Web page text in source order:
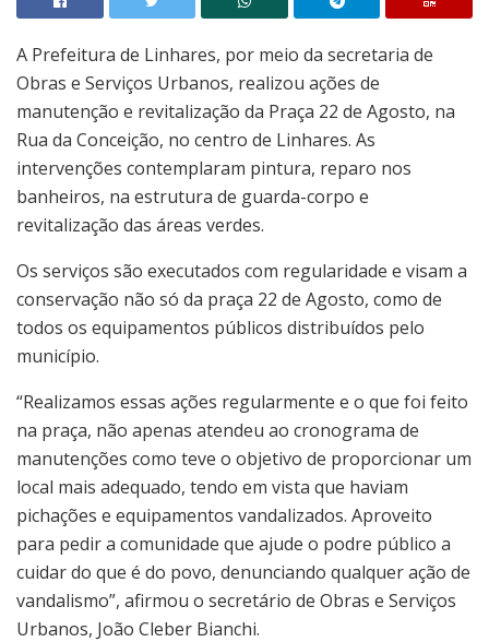
A Prefeitura de Linhares, por meio da secretaria de
Obras e Serviços Urbanos, realizou ações de
manutenção e revitalização da Praça 22 de Agosto, na
Rua da Conceição, no centro de Linhares. As
intervenções contemplaram pintura, reparo nos
banheiros, na estrutura de guarda-corpo e
revitalização das áreas verdes.
Os serviços são executados com regularidade e visam a
conservação não só da praça 22 de Agosto, como de
todos os equipamentos públicos distribuídos pelo
município.
“Realizamos essas ações regularmente e o que foi feito
na praça, não apenas atendeu ao cronograma de
manutenções como teve o objetivo de proporcionar um
local mais adequado, tendo em vista que haviam
pichações e equipamentos vandalizados. Aproveito
para pedir a comunidade que ajude o podre público a
cuidar do que é do povo, denunciando qualquer ação de
vandalismo”, afirmou o secretário de Obras e Serviços
Urbanos, João Cleber Bianchi.